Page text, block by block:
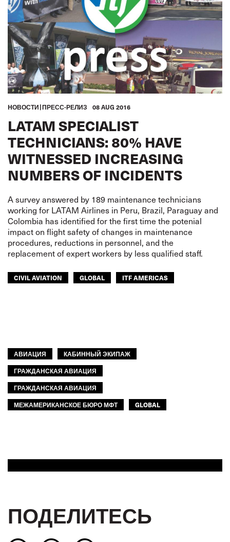
HОВОСТИ ПРЕСС-РЕЛИЗ 08 AUG 2016
LATAM SPECIALIST
TECHNICIANS: 80% HAVE
WITNESSED INCREASING
NUMBERS OF INCIDENTS
A survey answered by 189 maintenance technicians
working for LATAM Airlines in Peru, Brazil, Paraguay and
Colombia has identified for the first time the potenial
impact on flight safety of changes in maintenance
procedures, reductions in personnel, and the
replacement of expert workers by less qualified staff.
CIVIL AVIATION GLOBAL ITF AMERICAS
АВИАЦИЯ
КАБИННЫЙ ЭКИПАЖ
ГРАЖДАНСКАЯ АВИАЦИЯ
ГРАЖДАНСКАЯ АВИАЦИЯ
МЕЖАМЕРИКАНСКОЕ БЮРО МФТ
GLOBAL
ПОДЕЛИТЕСЬ